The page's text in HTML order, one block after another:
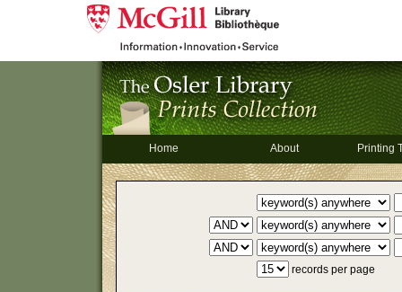
Home About Printing
records per page